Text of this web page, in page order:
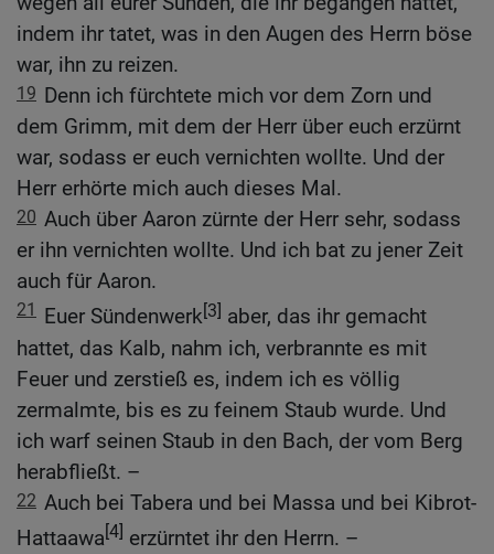
indem ihr tatet, was in den Augen des Herrn böse
war, ihn zu reizen.
19 Denn ich fürchtete mich vor dem Zorn und
dem Grimm, mit dem der Herr über euch erzürnt
war, sodass er euch vernichten wollte. Und der
Herr erhörte mich auch dieses Mal.
20 Auch über Aaron zürnte der Herr sehr, sodass
er ihn vernichten wollte. Und ich bat zu jener Zeit
auch für Aaron.
21 Euer Sündenwerk[3] aber, das ihr gemacht
hattet, das Kalb, nahm ich, verbrannte es mit
Feuer und zerstieß es, indem ich es völlig
zermalmte, bis es zu feinem Staub wurde. Und
ich warf seinen Staub in den Bach, der vom Berg
herabfließt. –
22 Auch bei Tabera und bei Massa und bei Kibrot-
Hattaawa[4] erzürntet ihr den Herrn. –